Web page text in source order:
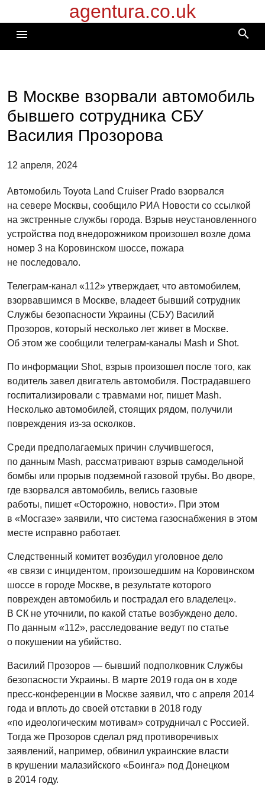
к
содержимому
agentura.co.uk
menu search
В Москве взорвали автомобиль
бывшего сотрудника СБУ
Василия Прозорова
12 апреля, 2024
Автомобиль Toyota Land Cruiser Prado взорвался
на севере Москвы, сообщило РИА Новости со ссылкой
на экстренные службы города. Взрыв неустановленного
устройства под внедорожником произошел возле дома
номер 3 на Коровинском шоссе, пожара
не последовало.
Телеграм-канал «112» утверждает, что автомобилем,
взорвавшимся в Москве, владеет бывший сотрудник
Службы безопасности Украины (СБУ) Василий
Прозоров, который несколько лет живет в Москве.
Об этом же сообщили телеграм-каналы Mash и Shot.
По информации Shot, взрыв произошел после того, как
водитель завел двигатель автомобиля. Пострадавшего
госпитализировали с травмами ног, пишет Mash.
Несколько автомобилей, стоящих рядом, получили
повреждения из-за осколков.
Среди предполагаемых причин случившегося,
по данным Mash, рассматривают взрыв самодельной
бомбы или прорыв подземной газовой трубы. Во дворе,
где взорвался автомобиль, велись газовые
работы, пишет «Осторожно, новости». При этом
в «Мосгазе» заявили, что система газоснабжения в этом
месте исправно работает.
Следственный комитет возбудил уголовное дело
«в связи с инцидентом, произошедшим на Коровинском
шоссе в городе Москве, в результате которого
поврежден автомобиль и пострадал его владелец».
В СК не уточнили, по какой статье возбуждено дело.
По данным «112», расследование ведут по статье
о покушении на убийство.
Василий Прозоров — бывший подполковник Службы
безопасности Украины. В марте 2019 года он в ходе
пресс-конференции в Москве заявил, что с апреля 2014
года и вплоть до своей отставки в 2018 году
«по идеологическим мотивам» сотрудничал с Россией.
Тогда же Прозоров сделал ряд противоречивых
заявлений, например, обвинил украинские власти
в крушении малазийского «Боинга» под Донецком
в 2014 году.